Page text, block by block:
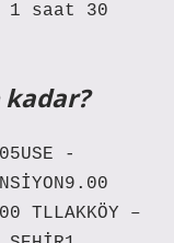
saat 30
-
TLLAKKÖY –